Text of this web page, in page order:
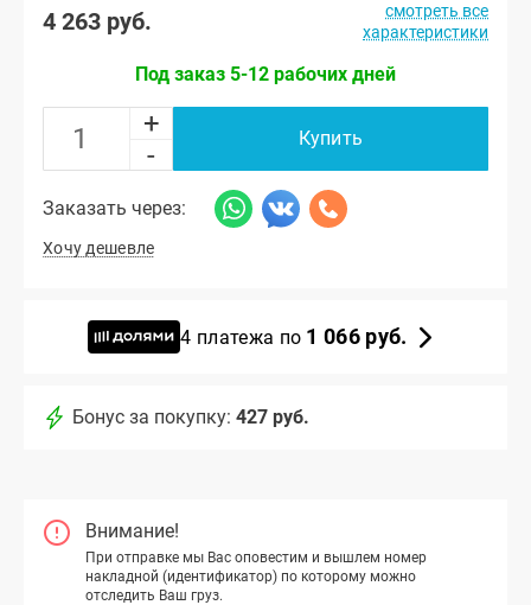
4 263 руб.
смотреть все
характеристики
Под заказ 5-12 рабочих дней
+
-
Купить
Заказать через:
Хочу дешевле
4 платежа по 1 066 руб.
Бонус за покупку: 427 руб.
Внимание!
При отправке мы Вас оповестим и вышлем номер
накладной (идентификатор) по которому можно
отследить Ваш груз.